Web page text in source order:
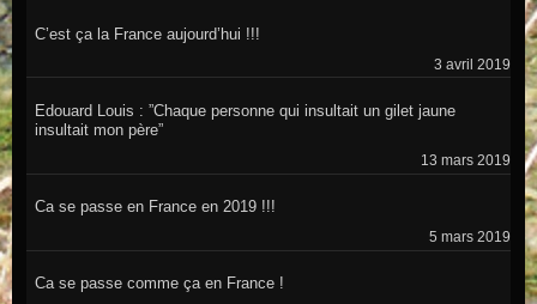
C’est ça la France aujourd’hui !!!
3 avril 2019
Edouard Louis : ”Chaque personne qui insultait un gilet jaune
insultait mon père”
13 mars 2019
Ca se passe en France en 2019 !!!
5 mars 2019
Ca se passe comme ça en France !